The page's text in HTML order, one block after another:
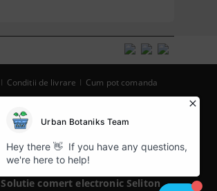
Conditii de livrare Cum pot comanda
Informatiile mele personale
Solutie comert electronic Seliton